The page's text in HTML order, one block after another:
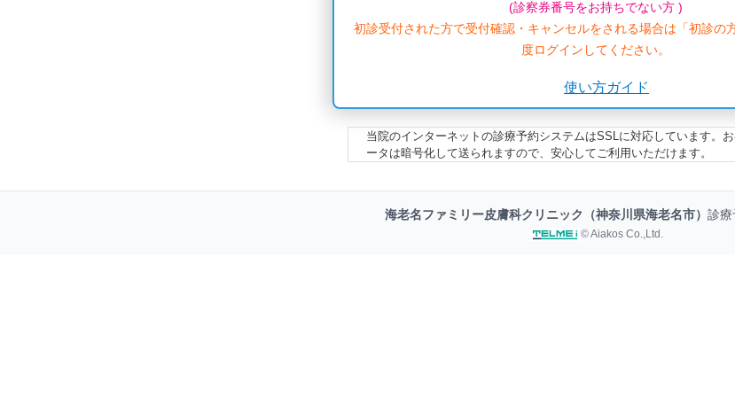
(診察券番号をお持ちでない方 )
初診受付された方で受付確認・キャンセルをされる場合は「初診の
度ログインしてください。
使い方ガイド
当院のインターネットの診療予約システムはSSLに対応しています。
ータは暗号化して送られますので、安心してご利用いただけます。
海老名ファミリー皮膚科クリニック（神奈川県海老名市） 診療
© Aiakos Co.,Ltd.